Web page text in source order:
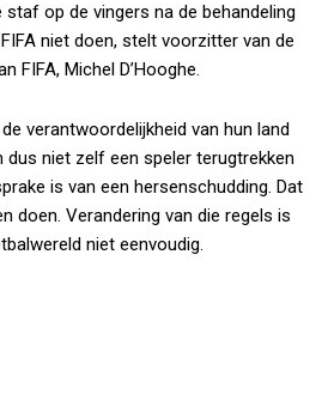
op de vingers na de behandeling
niet doen, stelt voorzitter van de
FIFA, Michel D’Hooghe.
verantwoordelijkheid van hun land
dus niet zelf een speler terugtrekken
is van een hersenschudding. Dat
doen. Verandering van die regels is
niet eenvoudig.